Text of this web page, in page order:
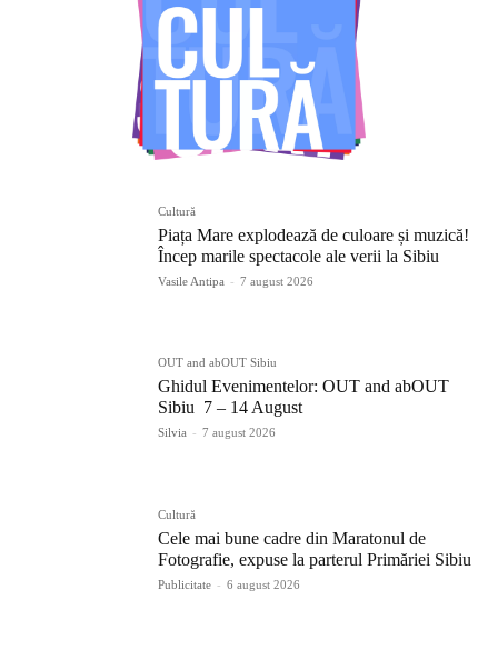
Cultură
Piața Mare explodează de culoare și muzică!
Încep marile spectacole ale verii la Sibiu
Vasile Antipa - 7 august 2026
OUT and abOUT Sibiu
Ghidul Evenimentelor: OUT and abOUT
Sibiu 7 – 14 August
Silvia - 7 august 2026
Cultură
Cele mai bune cadre din Maratonul de
Fotografie, expuse la parterul Primăriei Sibiu
Publicitate - 6 august 2026